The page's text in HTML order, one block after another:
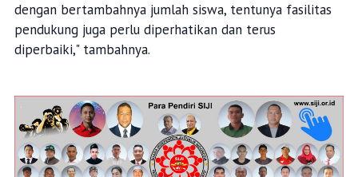
dengan bertambahnya jumlah siswa, tentunya fasilitas
pendukung juga perlu diperhatikan dan terus
diperbaiki," tambahnya.